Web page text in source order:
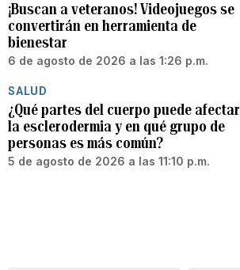
¡Buscan a veteranos! Videojuegos se
convertirán en herramienta de
bienestar
6 de agosto de 2026 a las 1:26 p.m.
SALUD
¿Qué partes del cuerpo puede afectar
la esclerodermia y en qué grupo de
personas es más común?
5 de agosto de 2026 a las 11:10 p.m.